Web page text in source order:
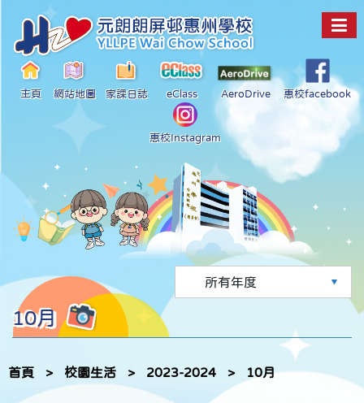
主頁 網站地圖 家課日誌 eClass AeroDrive 惠校facebook
惠校Instagram
10月
首頁 > 校園生活 > 2023-2024 > 10月